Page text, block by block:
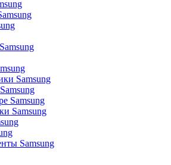
Samsung
Samsung
Samsung
Samsung